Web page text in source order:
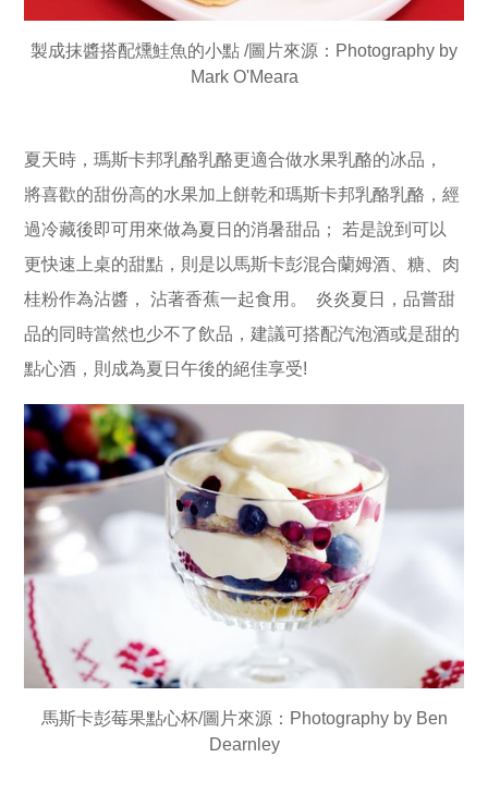
製成抹醬搭配燻鮭魚的小點 /圖片來源：Photography by
Mark O'Meara
夏天時，瑪斯卡邦乳酪乳酪更適合做水果乳酪的冰品，
將喜歡的甜份高的水果加上餅乾和瑪斯卡邦乳酪乳酪，經
過冷藏後即可用來做為夏日的消暑甜品； 若是說到可以
更快速上桌的甜點，則是以馬斯卡彭混合蘭姆酒、糖、肉
桂粉作為沾醬， 沾著香蕉一起食用。 炎炎夏日，品嘗甜
品的同時當然也少不了飲品，建議可搭配汽泡酒或是甜的
點心酒，則成為夏日午後的絕佳享受!
馬斯卡彭莓果點心杯/圖片來源：Photography by Ben
Dearnley